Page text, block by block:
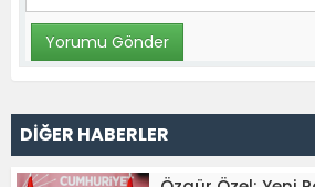
DİĞER HABERLER